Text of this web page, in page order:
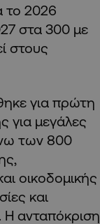
το 2026
στα 300 με
στους
για πρώτη
για μεγάλες
των 800
οικοδομικής
και
Η ανταπόκριση